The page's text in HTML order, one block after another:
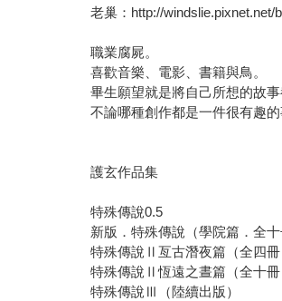
老巢：http://windslie.pixnet.net/
職業腐屍。
喜歡音樂、電影、書籍與鳥。
畢生願望就是將自己所想的故事
不論哪種創作都是一件很有趣
護玄作品集
特殊傳說0.5
新版．特殊傳說（學院篇．全十
特殊傳說Ⅱ亙古潛夜篇（全四冊
特殊傳說Ⅱ恆遠之晝篇（全十冊
特殊傳說Ⅲ（陸續出版）